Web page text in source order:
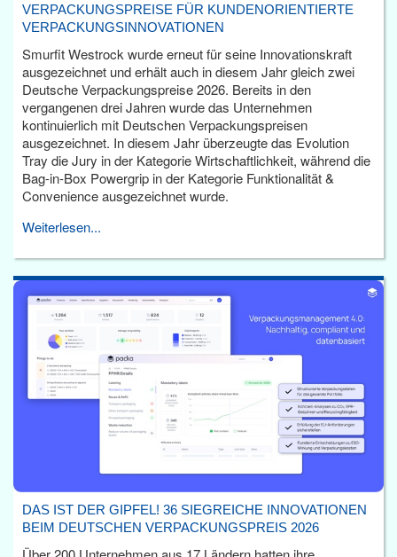
VERPACKUNGSPREISE FÜR KUNDENORIENTIERTE
VERPACKUNGSINNOVATIONEN
Smurfit Westrock wurde erneut für seine Innovationskraft
ausgezeichnet und erhält auch in diesem Jahr gleich zwei
Deutsche Verpackungspreise 2026. Bereits in den
vergangenen drei Jahren wurde das Unternehmen
kontinuierlich mit Deutschen Verpackungspreisen
ausgezeichnet. In diesem Jahr überzeugte das Evolution
Tray die Jury in der Kategorie Wirtschaftlichkeit, während die
Bag-in-Box Powergrip in der Kategorie Funktionalität &
Convenience ausgezeichnet wurde.
Weiterlesen...
DAS IST DER GIPFEL! 36 SIEGREICHE INNOVATIONEN
BEIM DEUTSCHEN VERPACKUNGSPREIS 2026